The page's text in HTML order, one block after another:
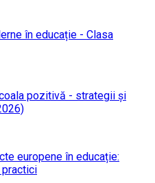
în educație - Clasa
pozitivă - strategii și
europene în educație:
practici